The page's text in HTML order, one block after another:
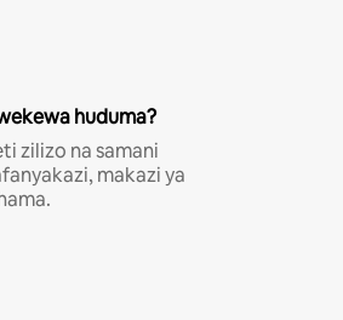
huduma?
zilizo na samani
makazi ya